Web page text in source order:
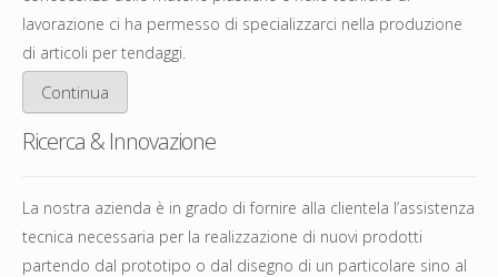
lavorazione ci ha permesso di specializzarci nella produzione
di articoli per tendaggi.
Continua
Ricerca & Innovazione
La nostra azienda è in grado di fornire alla clientela l’assistenza
tecnica necessaria per la realizzazione di nuovi prodotti
partendo dal prototipo o dal disegno di un particolare sino al